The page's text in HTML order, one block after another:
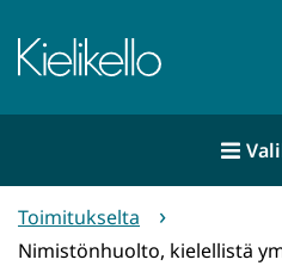
sisältöön
Etusivu
Toimitukselta
Nimistönhuolto, kielellistä